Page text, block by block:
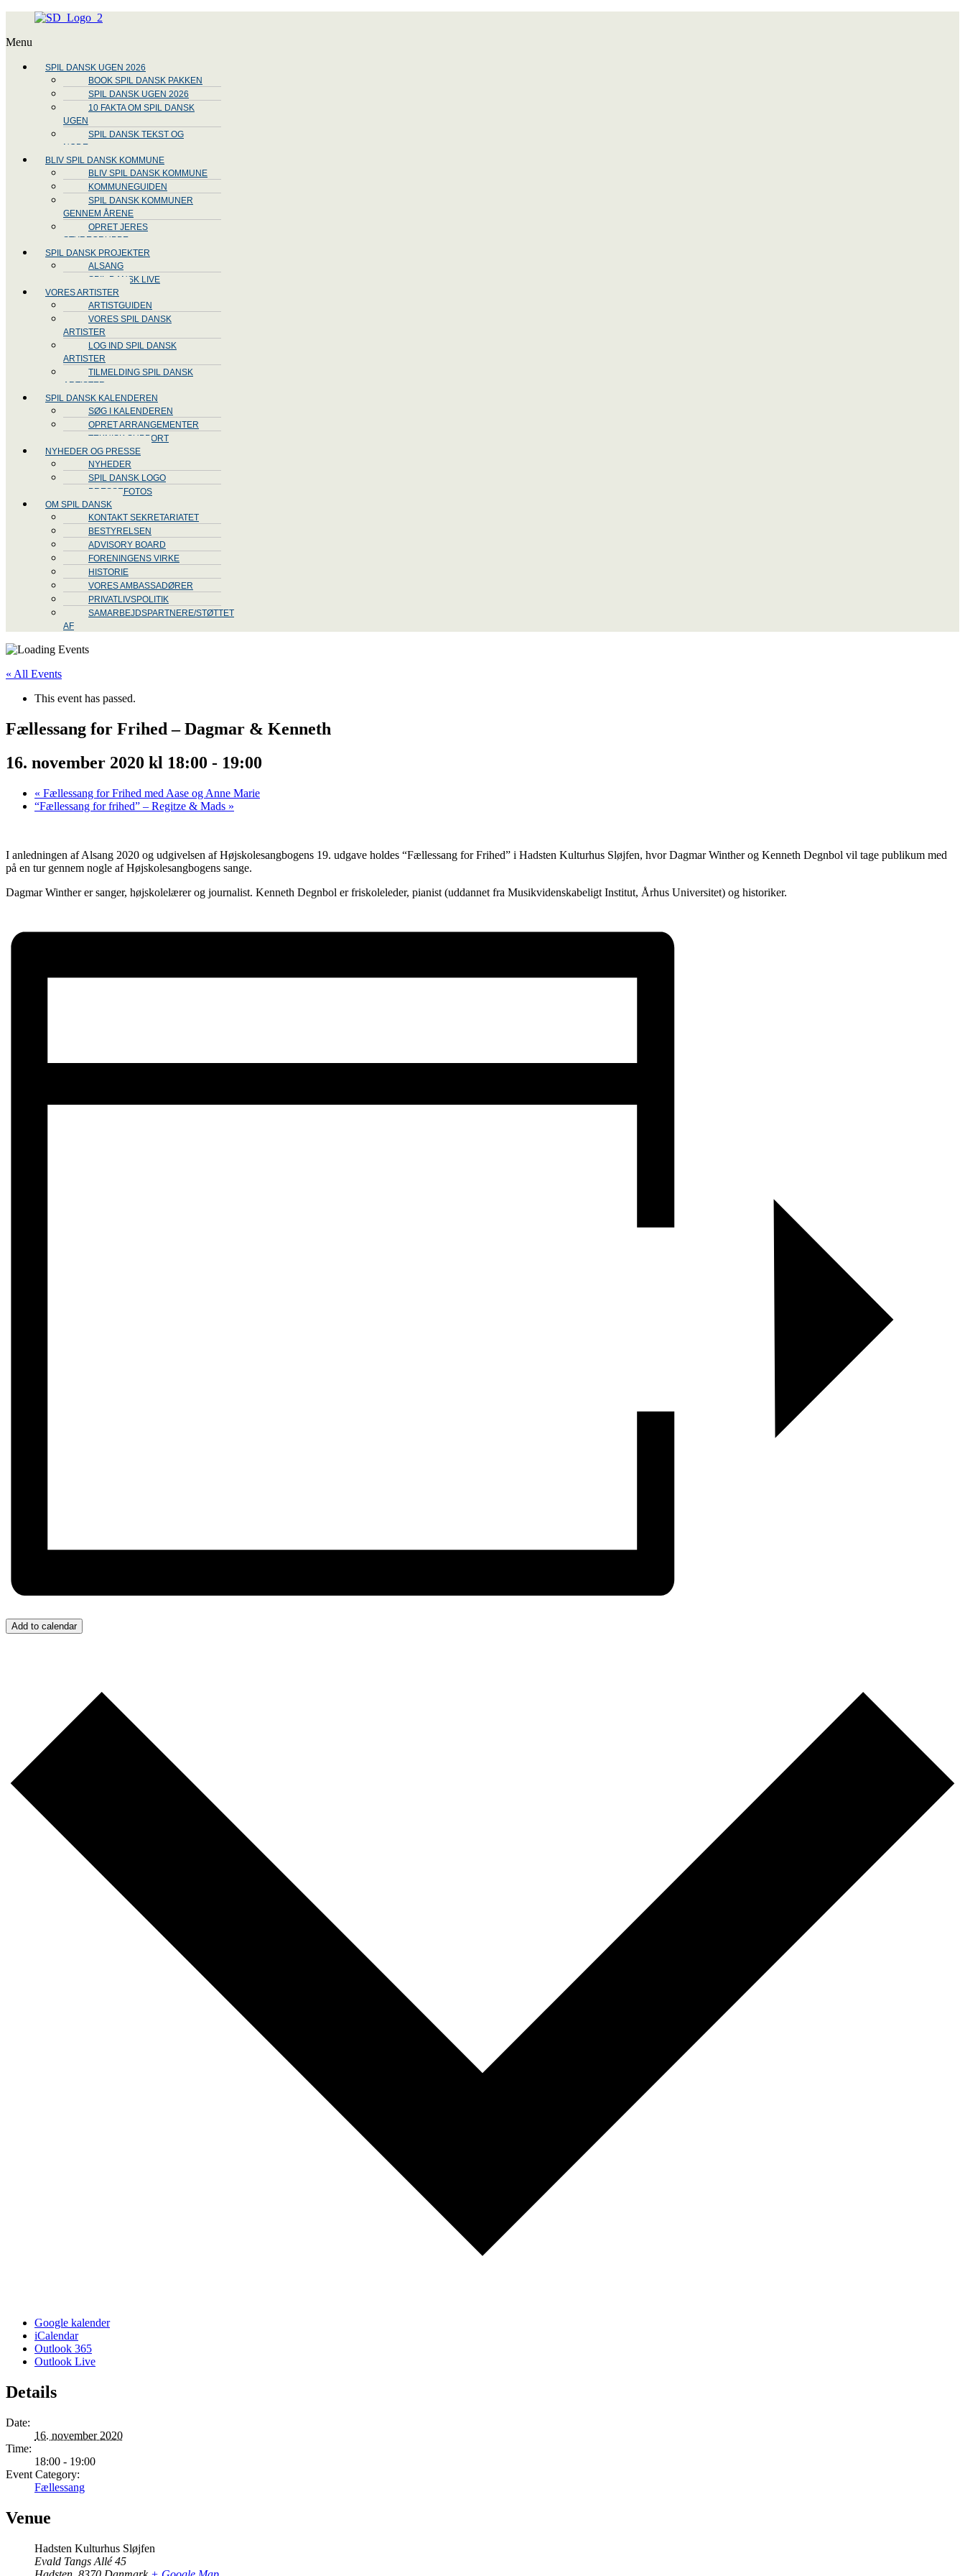
Menu
SPIL DANSK UGEN 2026
BOOK SPIL DANSK PAKKEN
SPIL DANSK UGEN 2026
10 FAKTA OM SPIL DANSK
UGEN
SPIL DANSK TEKST OG
NODE
BLIV SPIL DANSK KOMMUNE
BLIV SPIL DANSK KOMMUNE
KOMMUNEGUIDEN
SPIL DANSK KOMMUNER
GENNEM ÅRENE
OPRET JERES
STYREGRUPPE
SPIL DANSK PROJEKTER
ALSANG
SPIL DANSK LIVE
VORES ARTISTER
ARTISTGUIDEN
VORES SPIL DANSK
ARTISTER
LOG IND SPIL DANSK
ARTISTER
TILMELDING SPIL DANSK
ARTISTER
SPIL DANSK KALENDEREN
SØG I KALENDEREN
OPRET ARRANGEMENTER
TEKNISK SUPPORT
NYHEDER OG PRESSE
NYHEDER
SPIL DANSK LOGO
PRESSEFOTOS
OM SPIL DANSK
KONTAKT SEKRETARIATET
BESTYRELSEN
ADVISORY BOARD
FORENINGENS VIRKE
HISTORIE
VORES AMBASSADØRER
PRIVATLIVSPOLITIK
SAMARBEJDSPARTNERE/STØTTET
AF
« All Events
This event has passed.
Fællessang for Frihed – Dagmar & Kenneth
16. november 2020 kl 18:00 - 19:00
« Fællessang for Frihed med Aase og Anne Marie
“Fællessang for frihed” – Regitze & Mads »
I anledningen af Alsang 2020 og udgivelsen af Højskolesangbogens 19. udgave holdes “Fællessang for Frihed” i Hadsten Kulturhus Sløjfen, hvor Dagmar Winther og Kenneth Degnbol vil tage publikum med
på en tur gennem nogle af Højskolesangbogens sange.
Dagmar Winther er sanger, højskolelærer og journalist. Kenneth Degnbol er friskoleleder, pianist (uddannet fra Musikvidenskabeligt Institut, Århus Universitet) og historiker.
Add to calendar
Google kalender
iCalendar
Outlook 365
Outlook Live
Details
Date:
16. november 2020
Time:
18:00 - 19:00
Event Category:
Fællessang
Venue
Hadsten Kulturhus Sløjfen
Evald Tangs Allé 45